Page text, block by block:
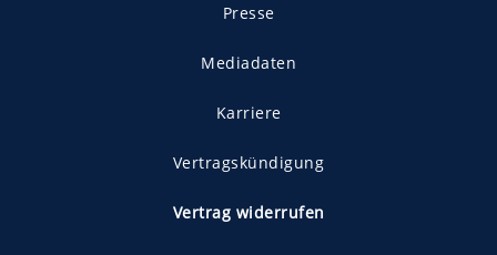
Presse
Mediadaten
Karriere
Vertragskündigung
Vertrag widerrufen